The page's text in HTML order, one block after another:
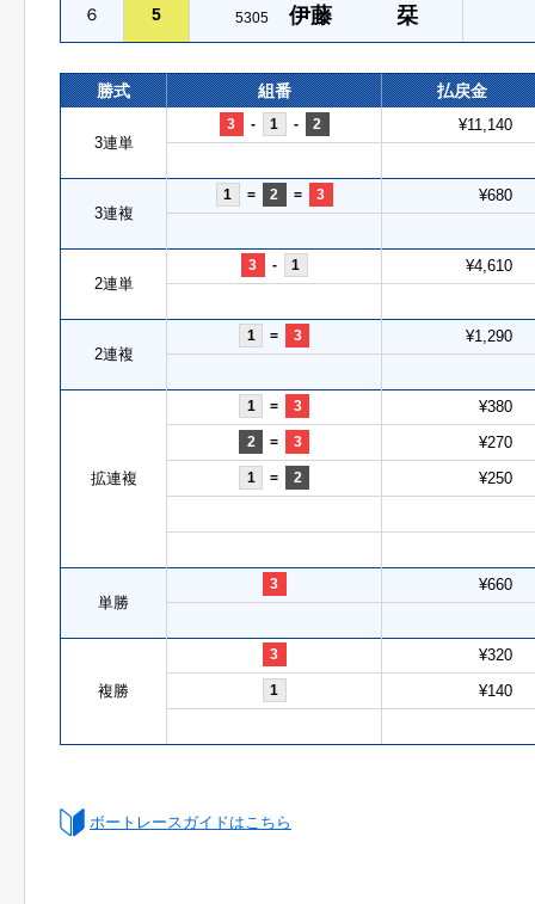
６ 5 5305 伊藤 栞
勝式 組番 払戻金
3連単
3 - 1 - 2 ¥11,140
3連複
1 = 2 = 3 ¥680
2連単
3 - 1 ¥4,610
2連複
1 = 3 ¥1,290
拡連複
1 = 3 ¥380
2 = 3 ¥270
1 = 2 ¥250
単勝
3 ¥660
複勝
3 ¥320
1 ¥140
ボートレースガイドはこちら